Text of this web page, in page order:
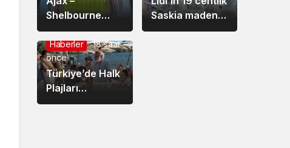
Shelbourne
maçını Türk
hakemler
yönetecek
Saskia maden
suyu en
Haberler
18 saat
önce
Türkiye’de Halk
Plajları
Tartışması